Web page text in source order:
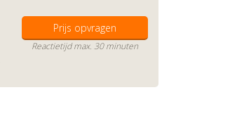
Prijs opvragen
Reactietijd max. 30 minuten